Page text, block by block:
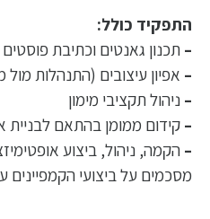
התפקיד כולל:
– תכנון גאנטים וכתיבת פוסטים
– אפיון עיצובים (התנהלות
– ניהול תקציבי מימון
– קידום ממומן בהתאם לבניית
– הקמה, ניהול, ביצוע
מסכמים על ביצועי הקמפיינים